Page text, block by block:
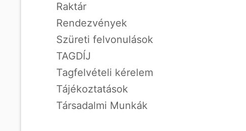
Raktár
Rendezvények
Szüreti felvonulások
TAGDÍJ
Tagfelvételi kérelem
Tájékoztatások
Társadalmi Munkák